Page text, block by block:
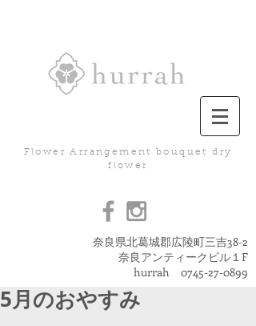
Flower Arrangement bouquet dry
flower
奈良県北葛城郡広陵町三吉38-2
奈良アンティークビル１F
hurrah 0745-27-0899
5月のおやすみ